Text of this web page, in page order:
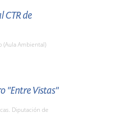
CTR de
(Aula Ambiental)
"Entre Vistas"
Diputación de